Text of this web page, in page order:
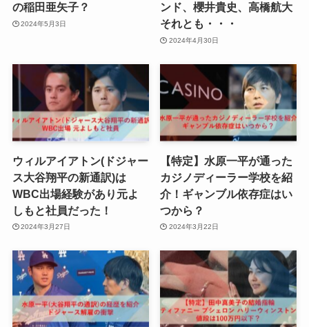
の稲田亜矢子？
2024年5月3日
ンド、櫻井貴史、高橋航大
それとも・・・
2024年4月30日
ウィルアイアトン(ドジャー
ス大谷翔平の新通訳)は
WBC出場経験があり元よ
しもと社員だった！
2024年3月27日
【特定】水原一平が通った
カジノディーラー学校を紹
介！ギャンブル依存症はい
つから？
2024年3月22日